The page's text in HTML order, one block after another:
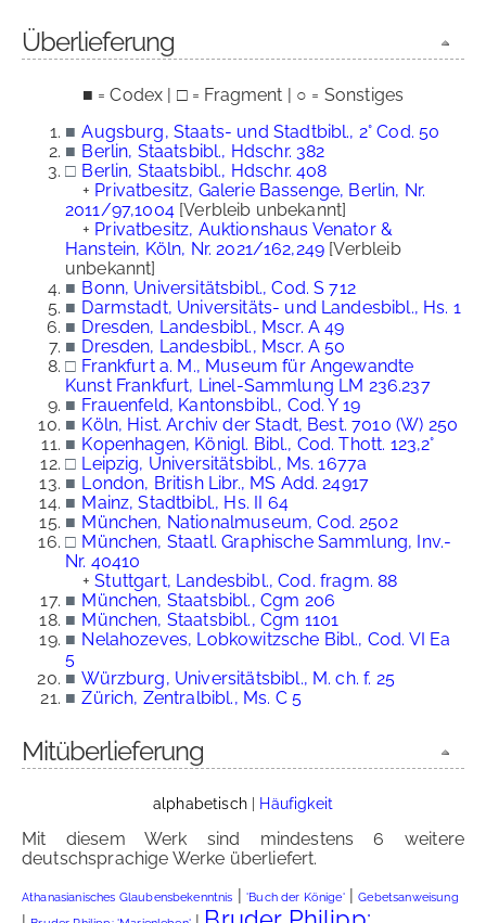
Überlieferung
■ = Codex | □ = Fragment | ○ = Sonstiges
■ Augsburg, Staats- und Stadtbibl., 2° Cod. 50
■ Berlin, Staatsbibl., Hdschr. 382
□ Berlin, Staatsbibl., Hdschr. 408
+ Privatbesitz, Galerie Bassenge, Berlin, Nr.
2011/97,1004[Verbleib unbekannt]
+ Privatbesitz, Auktionshaus Venator &
Hanstein, Köln, Nr. 2021/162,249 [Verbleib
unbekannt]
■ Bonn, Universitätsbibl., Cod. S 712
■ Darmstadt, Universitäts- und Landesbibl., Hs. 1
■ Dresden, Landesbibl., Mscr. A 49
■ Dresden, Landesbibl., Mscr. A 50
□ Frankfurt a. M., Museum für Angewandte
Kunst Frankfurt, Linel-Sammlung LM 236.237
■ Frauenfeld, Kantonsbibl., Cod. Y 19
■ Köln, Hist. Archiv der Stadt, Best. 7010 (W) 250
■ Kopenhagen, Königl. Bibl., Cod. Thott. 123,2°
□ Leipzig, Universitätsbibl., Ms. 1677a
■ London, British Libr., MS Add. 24917
■ Mainz, Stadtbibl., Hs. II 64
■ München, Nationalmuseum, Cod. 2502
□ München, Staatl. Graphische Sammlung, Inv.-
Nr. 40410
+Stuttgart, Landesbibl., Cod. fragm. 88
■ München, Staatsbibl., Cgm 206
■ München, Staatsbibl., Cgm 1101
■ Nelahozeves, Lobkowitzsche Bibl., Cod. VI Ea
5
■ Würzburg, Universitätsbibl., M. ch. f. 25
■ Zürich, Zentralbibl., Ms. C 5
Mitüberlieferung
alphabetisch| Häufigkeit
Mit diesem Werk sind mindestens 6 weitere
deutschsprachige Werke überliefert.
Athanasianisches Glaubensbekenntnis |'Buch der Könige'|Gebetsanweisung